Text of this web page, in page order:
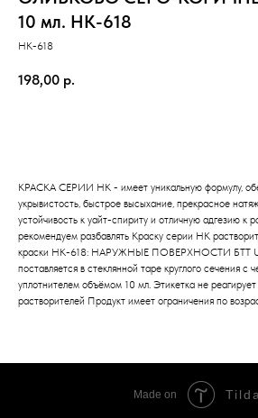
10 мл. НК-618
НК-618
198,00 р.
КРАСКА СЕРИИ НК - имеет уникальную формулу,
укрывистость, быстрое высыхание, прекрасное
устойчивость к уайт-спириту и отличную адгезию к
рекомендуем разбавлять Краску серии НК
краски НК-618: НАРУЖНЫЕ ПОВЕРХНОСТИ БТТ
поставляется в стеклянной таре круглого сечения с
уплотнителем объёмом 10 мл. Этикетка не реагирует
растворителей Продукт имеет ограничения по
Made on Tilda